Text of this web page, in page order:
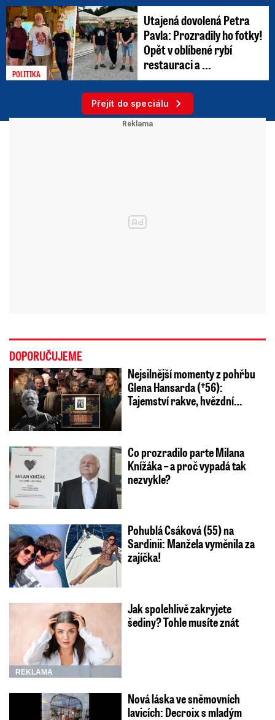
POLITIKA
Utajená dovolená Petra
Pavla: Prozradily ho fotky!
Opět v oblíbené rybí
restauraci a ...
Přejít do speciálu
DOPORUČUJEME
Nejsilnější momenty z pohřbu
Glena Hansarda (†56):
Tajemství rakve, hvězdní…
Co prozradilo parte Milana
Knížáka – a proč vypadá tak
nezvykle?
Pohublá Csáková (55) na
Sardinii: Manžela vyměnila za
zajíčka!
REKLAMA
Jak spolehlivě zakryjete
šediny? Tohle musíte znát
Nová láska ve sněmovních
lavicích: Decroix s mladým